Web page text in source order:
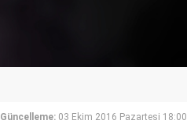
Güncelleme: 03 Ekim 2016 Pazartesi 18:00